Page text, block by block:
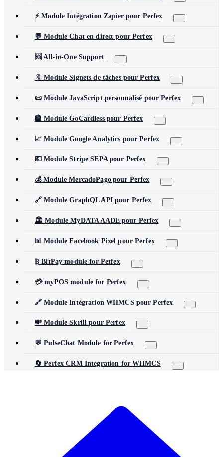
⚡ Module Intégration Zapier pour Perfex
💬 Module Chat en direct pour Perfex
🆘 All-in-One Support
🔖 Module Signets de tâches pour Perfex
📜 Module JavaScript personnalisé pour Perfex
🏦 Module GoCardless pour Perfex
📈 Module Google Analytics pour Perfex
💶 Module Stripe SEPA pour Perfex
💰 Module MercadoPago pour Perfex
🔗 Module GraphQL API pour Perfex
🏛️ Module MyDATA AADE pour Perfex
📊 Module Facebook Pixel pour Perfex
₿ BitPay module for Perfex
💳 myPOS module for Perfex
🔗 Module Intégration WHMCS pour Perfex
💸 Module Skrill pour Perfex
💬 PulseChat Module for Perfex
🔄 Perfex CRM Integration for WHMCS